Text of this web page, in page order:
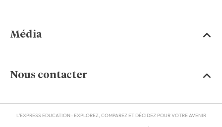
Média
Nous contacter
L'EXPRESS EDUCATION : EXPLOREZ, COMPAREZ ET DÉCIDEZ POUR VOTRE AVENIR